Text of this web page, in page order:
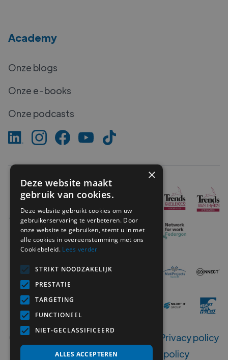
Academy
Onze blogs
Onze e-books
Onze podcasts
Copyright ©
Privacy policy
Disclaimer-Klokkenluiders policy
×
Deze website maakt
gebruik van cookies.
Deze website gebruikt cookies om uw
gebruikerservaring te verbeteren. Door
onze website te gebruiken, stemt u in met
alle cookies in overeenstemming met ons
Cookiebeleid. Lees verder
STRIKT NOODZAKELIJK
PRESTATIE
TARGETING
FUNCTIONEEL
NIET-GECLASSIFICEERD
ALLES ACCEPTEREN